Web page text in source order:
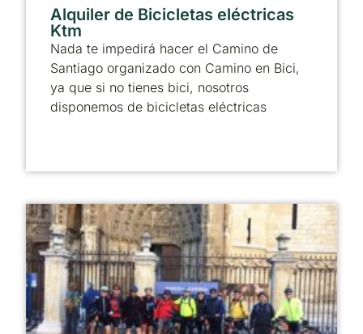
Alquiler de Bicicletas eléctricas
Ktm
Nada te impedirá hacer el Camino de
Santiago organizado con Camino en Bici,
ya que si no tienes bici, nosotros
disponemos de bicicletas eléctricas